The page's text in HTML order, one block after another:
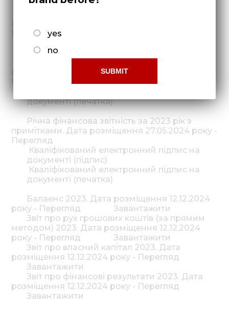
документі (печатка)
Перегляд
документі (печатка)
(дата розміщення 08.05.2023 року)
документі (печатка)
Річна фінансова звітність за 2023 рік з
примітками. Дата розміщення 27.05.2024 року -
Перегляд
Кваліфікований електронний підпис на
документі (підпис)
Кваліфікований електронний підпис на
документі (печатка)
Балаенс 2023. Дата розміщення 12.12.2024
року - Перегляд
Завантажити
Звiт про рух грошових коштiв (за прямим
методом) 2023. Дата розміщення 12.12.2024
року - Перегляд
Завантажити
Звіт про власний капітал 2023. Дата
розміщення 12.12.2024 року - Перегляд
Завантажити
Звіт про фінансові результати 2023. Дата
розміщення 12.12.2024 року - Перегляд
Завантажити
yes
no